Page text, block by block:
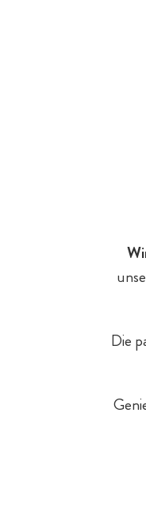
Die
Hotel-Pauschalen
All-Inklusiv